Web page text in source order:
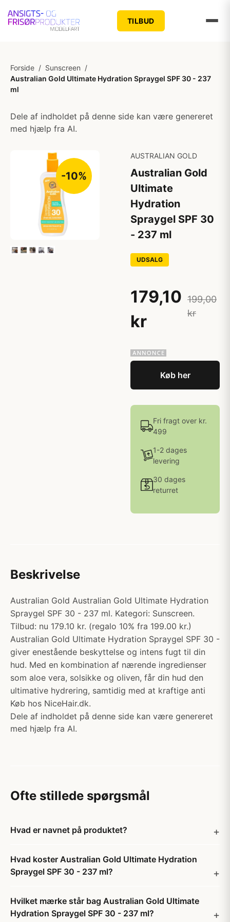
TILBUD
Forside / Sunscreen /
Australian Gold Ultimate Hydration Spraygel SPF 30 - 237
ml
Dele af indholdet på denne side kan være genereret
med hjælp fra AI.
-10%
AUSTRALIAN GOLD
Australian Gold
Ultimate
Hydration
Spraygel SPF 30
- 237 ml
UDSALG
179,10
kr
199,00
kr
Køb her
Fri fragt over kr.
499
1-2 dages
levering
30 dages
returret
Beskrivelse
Australian Gold Australian Gold Ultimate Hydration
Spraygel SPF 30 - 237 ml. Kategori: Sunscreen.
Tilbud: nu 179.10 kr. (regalo 10% fra 199.00 kr.)
Australian Gold Ultimate Hydration Spraygel SPF 30 -
giver enestående beskyttelse og intens fugt til din
hud. Med en kombination af nærende ingredienser
som aloe vera, solsikke og oliven, får din hud den
ultimative hydrering, samtidig med at kraftige anti
Køb hos NiceHair.dk.
Dele af indholdet på denne side kan være genereret
med hjælp fra AI.
Ofte stillede spørgsmål
Hvad er navnet på produktet?
Hvad koster Australian Gold Ultimate Hydration
Spraygel SPF 30 - 237 ml?
Hvilket mærke står bag Australian Gold Ultimate
Hydration Spraygel SPF 30 - 237 ml?